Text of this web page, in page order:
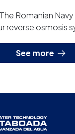
Romanian
reverse osmosis
See more